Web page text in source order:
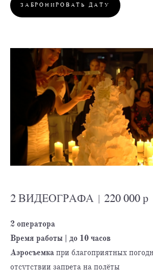
ЗАБРОНИРОВАТЬ ДАТУ
2 ВИДЕОГРАФА | 220 000 р
2 оператора
Время работы | до 10 часов
Аэросъемка при благоприятных
отсутствии запрета на полёты